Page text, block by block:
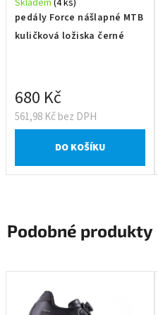
pedály Force nášlapné MTB
kuličková ložiska černé
561,98 Kč bez DPH
680 Kč
DO KOŠÍKU
Podobné produkty